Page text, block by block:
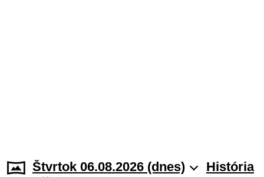
Štvrtok 06.08.2026 (dnes)
História